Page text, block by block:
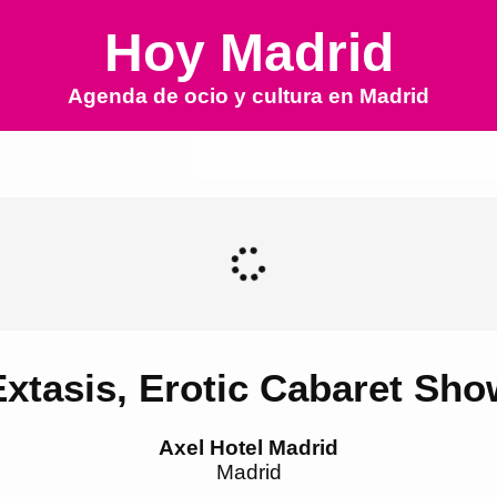
Hoy Madrid
Agenda de ocio y cultura en Madrid
Erotic Cabaret
Axel Hotel Madrid
Madrid